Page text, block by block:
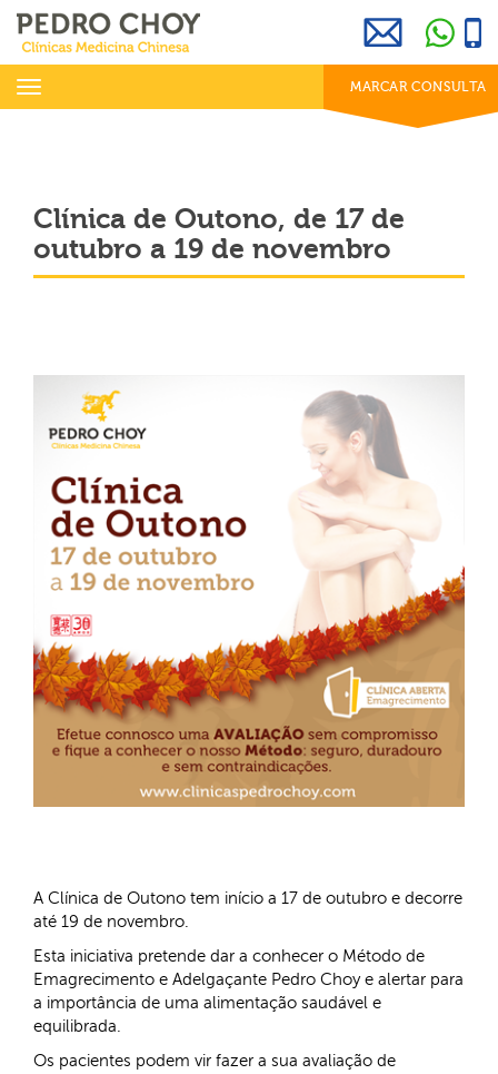
info@clinicaspedrochoy.com 969 800 001
dias úteis das 8h às 20h
Toggle
MARCAR CONSULTA
Clínica de Outono, de 17 de
outubro a 19 de novembro
A Clínica de Outono tem início a 17 de outubro e decorre
até 19 de novembro.
Esta iniciativa pretende dar a conhecer o Método de
Emagrecimento e Adelgaçante Pedro Choy e alertar para
a importância de uma alimentação saudável e
equilibrada.
Os pacientes podem vir fazer a sua avaliação de